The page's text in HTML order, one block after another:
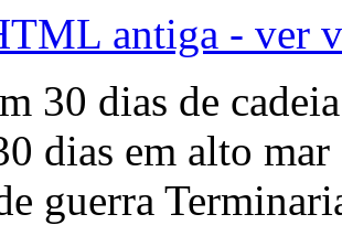
antiga - ver
30 dias de
dias em alto
guerra